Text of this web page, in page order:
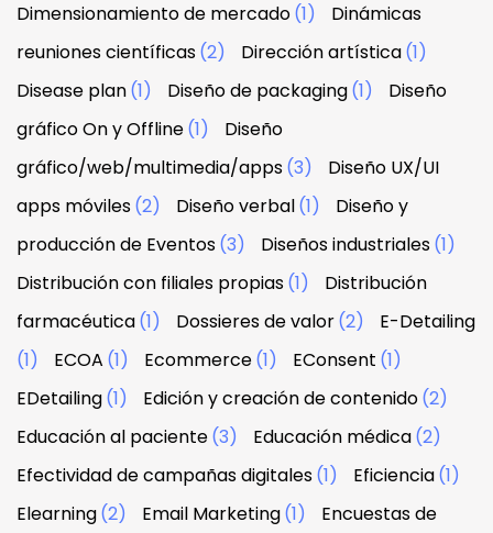
Dimensionamiento de mercado(1)
Dinámicas
reuniones científicas(2) Dirección artística(1)
Disease plan(1) Diseño de packaging(1)
Diseño
gráfico On y Offline(1)
Diseño
gráfico/web/multimedia/apps(3)
Diseño UX/UI
apps móviles(2) Diseño verbal(1)
Diseño y
producción de Eventos(3) Diseños industriales(1)
Distribución con filiales propias(1)
Distribución
farmacéutica(1) Dossieres de valor(2)
E-Detailing
(1)
ECOA (1) Ecommerce(1) EConsent (1)
EDetailing(1) Edición y creación de contenido(2)
Educación al paciente(3) Educación médica(2)
Efectividad de campañas digitales(1) Eficiencia(1)
Elearning(2) Email Marketing(1)
Encuestas de